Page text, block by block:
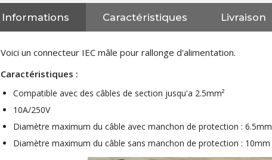
Informations Caractéristiques Livraison
Voici un connecteur IEC mâle pour rallonge d'alimentation.
Caractéristiques :
Compatible avec des câbles de section jusqu'a 2.5mm²
10A/250V
Diamètre maximum du câble avec manchon de protection : 6.5mm
Diamètre maximum du câble sans manchon de protection : 10mm